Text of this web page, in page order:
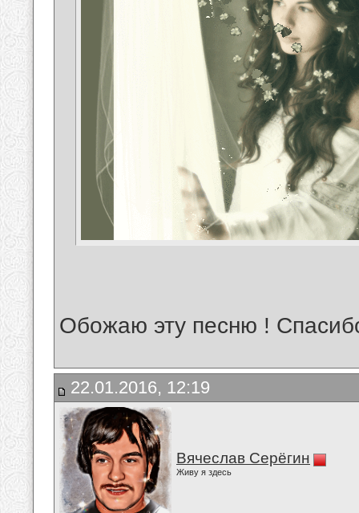
Обожаю эту песню !
22.01.2016, 12:19
Вячеслав Серёгин
Живу я здесь